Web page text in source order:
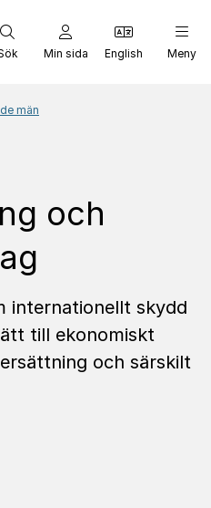
Min sida English Meny
män
och
internationellt skydd
till ekonomiskt
och särskilt